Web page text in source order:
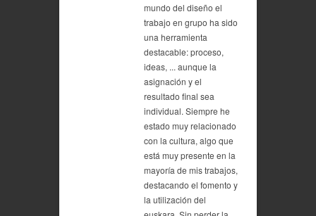
mundo del diseño el
trabajo en grupo ha sido
una herramienta
destacable: proceso,
ideas, ... aunque la
asignación y el
resultado final sea
individual. Siempre he
estado muy relacionado
con la cultura, algo que
está muy presente en la
mayoría de mis trabajos,
destacando el fomento y
la utilización del